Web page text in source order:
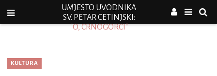
UMJESTO UVODNIKA
SV. PETAR CETINJSKI:
"O, CRNOGORCI"
KULTURA